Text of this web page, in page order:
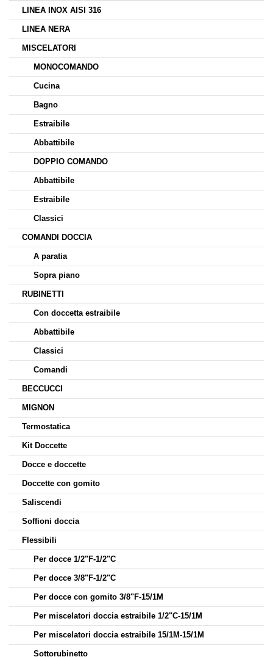
LINEA INOX AISI 316
LINEA NERA
MISCELATORI
MONOCOMANDO
Cucina
Bagno
Estraibile
Abbattibile
DOPPIO COMANDO
Abbattibile
Estraibile
Classici
COMANDI DOCCIA
A paratia
Sopra piano
RUBINETTI
Con doccetta estraibile
Abbattibile
Classici
Comandi
BECCUCCI
MIGNON
Termostatica
Kit Doccette
Docce e doccette
Doccette con gomito
Saliscendi
Soffioni doccia
Flessibili
Per docce 1/2"F-1/2"C
Per docce 3/8"F-1/2"C
Per docce con gomito 3/8"F-15/1M
Per miscelatori doccia estraibile 1/2"C-15/1M
Per miscelatori doccia estraibile 15/1M-15/1M
Sottorubinetto